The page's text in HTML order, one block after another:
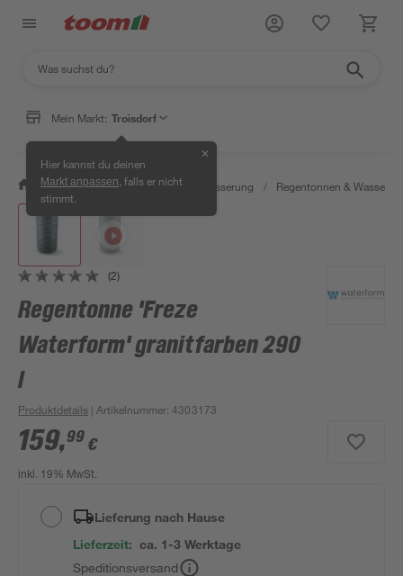
Mein Markt: Troisdorf
Hier kannst du deinen
Markt anpassen , falls er nicht
stimmt.
✕
/ Garten & Freizeit / Gartenbewässerung / Regentonnen &
(2)
Regentonne 'Freze
Waterform' granitfarben 290
l
Produktdetails | Artikelnummer:4303173
159,99 €
inkl. 19% MwSt.
Lieferung nach Hause
Lieferzeit: ca. 1-3 Werktage
Speditionsversand